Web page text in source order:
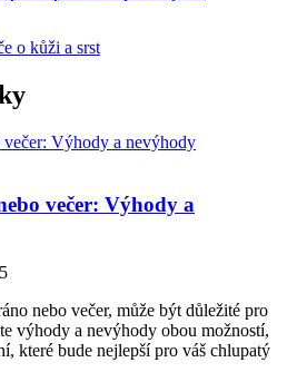
o kůži a srst
večer: Výhody a
nebo večer, může být důležité pro
výhody a nevýhody obou možností,
které bude nejlepší pro váš chlupatý